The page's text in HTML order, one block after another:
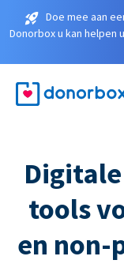
Doe mee aan
Donorbox u kan
tools
en